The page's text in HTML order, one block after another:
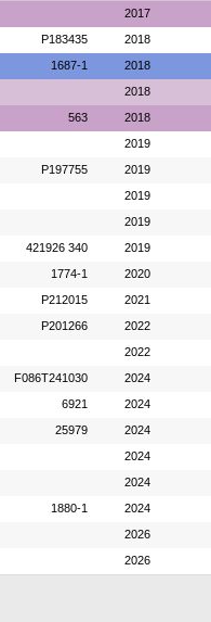
2017
P183435 2018
1687-1 2018
2018
563 2018
2019
P197755 2019
2019
2019
421926 340 2019
1774-1 2020
P212015 2021
P201266 2022
2022
F086T241030 2024
6921 2024
25979 2024
2024
2024
1880-1 2024
2026
2026